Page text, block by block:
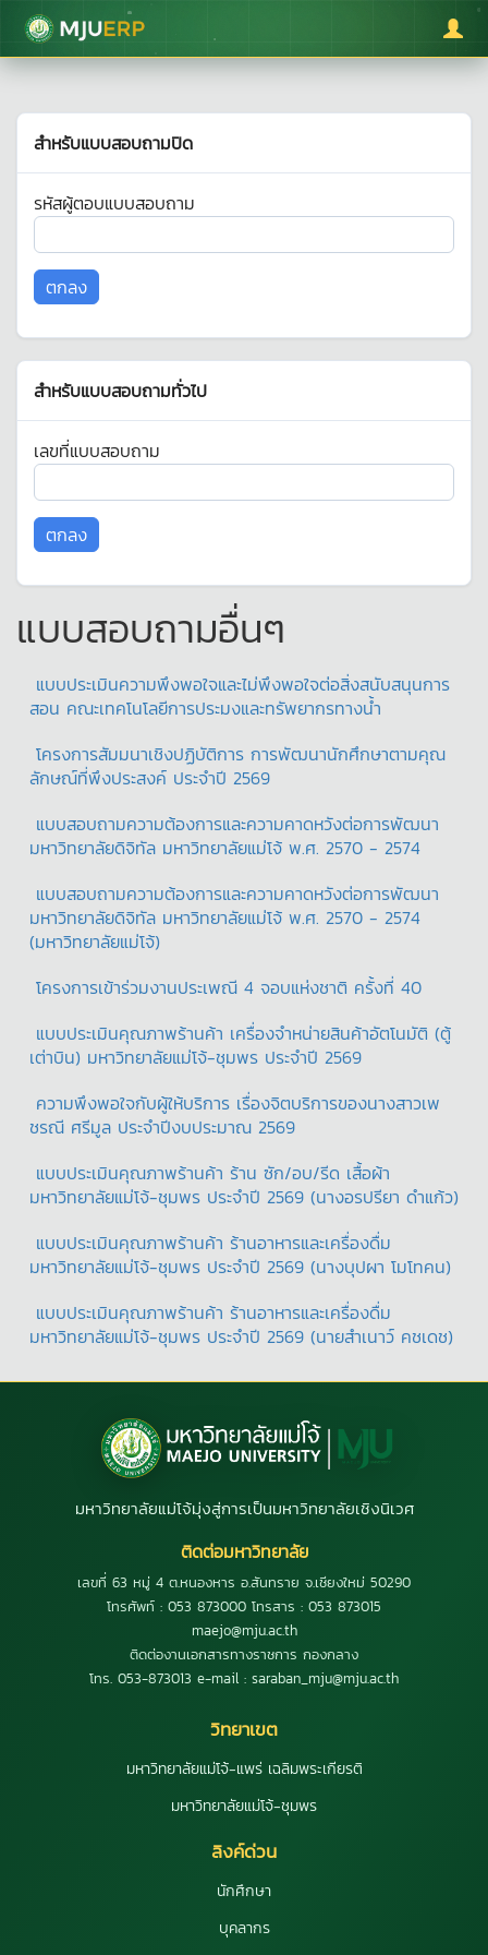
มหาวิทยาลัยแม่โจ้
สำหรับแบบสอบถามปิด
รหัสผู้ตอบแบบสอบถาม
สำหรับแบบสอบถามทั่วไป
เลขที่แบบสอบถาม
แบบสอบถามอื่นๆ
แบบประเมินความพึงพอใจและไม่พึงพอใจต่อสิ่งสนับสนุนการ
สอน คณะเทคโนโลยีการประมงและทรัพยากรทางน้ำ
โครงการสัมมนาเชิงปฏิบัติการ การพัฒนานักศึกษาตามคุณ
ลักษณ์ที่พึงประสงค์ ประจำปี 2569
แบบสอบถามความต้องการและความคาดหวังต่อการพัฒนา
มหาวิทยาลัยดิจิทัล มหาวิทยาลัยแม่โจ้ พ.ศ. 2570 - 2574
แบบสอบถามความต้องการและความคาดหวังต่อการพัฒนา
มหาวิทยาลัยดิจิทัล มหาวิทยาลัยแม่โจ้ พ.ศ. 2570 - 2574
(มหาวิทยาลัยแม่โจ้)
โครงการเข้าร่วมงานประเพณี 4 จอบแห่งชาติ ครั้งที่ 40
แบบประเมินคุณภาพร้านค้า เครื่องจำหน่ายสินค้าอัตโนมัติ (ตู้
เต่าบิน) มหาวิทยาลัยแม่โจ้-ชุมพร ประจำปี 2569
ความพึงพอใจกับผู้ให้บริการ เรื่องจิตบริการของนางสาวเพ
ชรณี ศรีมูล ประจำปีงบประมาณ 2569
แบบประเมินคุณภาพร้านค้า ร้าน ซัก/อบ/รีด เสื้อผ้า
มหาวิทยาลัยแม่โจ้-ชุมพร ประจำปี 2569 (นางอรปรียา ดำแก้ว)
แบบประเมินคุณภาพร้านค้า ร้านอาหารและเครื่องดื่ม
มหาวิทยาลัยแม่โจ้-ชุมพร ประจำปี 2569 (นางบุปผา โมโทคน)
แบบประเมินคุณภาพร้านค้า ร้านอาหารและเครื่องดื่ม
มหาวิทยาลัยแม่โจ้-ชุมพร ประจำปี 2569 (นายสำเนาว์ คชเดช)
มหาวิทยาลัยแม่โจ้มุ่งสู่การเป็นมหาวิทยาลัยเชิงนิเวศ
ติดต่อมหาวิทยาลัย
เลขที่ 63 หมู่ 4 ต.หนองหาร อ.สันทราย จ.เชียงใหม่ 50290
โทรศัพท์ : 053 873000 โทรสาร : 053 873015
maejo@mju.ac.th
ติดต่องานเอกสารทางราชการ กองกลาง
โทร. 053-873013 e-mail : saraban_mju@mju.ac.th
วิทยาเขต
มหาวิทยาลัยแม่โจ้-แพร่ เฉลิมพระเกียรติ
มหาวิทยาลัยแม่โจ้-ชุมพร
ลิงค์ด่วน
นักศึกษา
บุคลากร